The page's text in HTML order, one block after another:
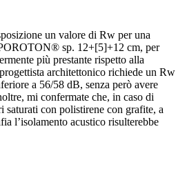
un valore di Rw per una
sp. 12+[5]+12 cm, per
più prestante rispetto alla
architettonico richiede un Rw
a 56/58 dB, senza però avere
mi confermate che, in caso di
saturati con polistirene con grafite, a
l’isolamento acustico risulterebbe